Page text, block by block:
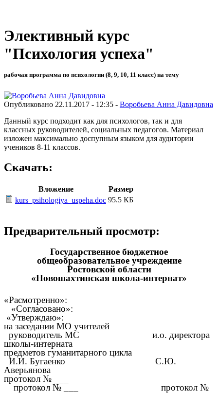
Элективный курс
"Психология успеха"
рабочая программа по психологии (8, 9, 10, 11 класс) на тему
Опубликовано 22.11.2017 - 12:35 - Воробьева Анна Давидовна
Данный курс подходит как для психологов, так и для
классных руководителей, социальных педагогов. Материал
изложен максимально доспупным языком для аудитории
учеников 8-11 классов.
Скачать:
Вложение
Размер
kurs_psihologiya_uspeha.doc 95.5 КБ
Предварительный просмотр:
Государственное бюджетное
общеобразовательное учреждение
Ростовской области
«Новошахтинская школа-интернат»
«Расмотренно»:
«Согласовано»:
«Утверждаю»:
на заседании МО учителей
руководитель МС и.о. директора
школы-интерната
предметов гуманитарного цикла
И.И. Бугаенко С.Ю.
Аверьянова
протокол № ___
протокол № ___ протокол №